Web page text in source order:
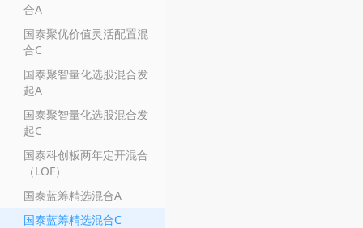
合A
国泰聚优价值灵活配置混
合C
国泰聚智量化选股混合发
起A
国泰聚智量化选股混合发
起C
国泰科创板两年定开混合
（LOF）
国泰蓝筹精选混合A
国泰蓝筹精选混合C